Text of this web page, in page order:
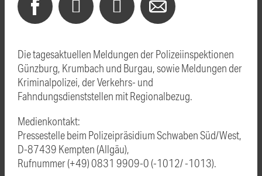
Die tagesaktuellen Meldungen der Polizeiinspektionen
Günzburg, Krumbach und Burgau, sowie Meldungen der
Kriminalpolizei, der Verkehrs- und
Fahndungsdienststellen mit Regionalbezug.
Medienkontakt:
Pressestelle beim Polizeipräsidium Schwaben Süd/West,
D-87439 Kempten (Allgäu),
Rufnummer (+49) 0831 9909-0 (-1012/ -1013).